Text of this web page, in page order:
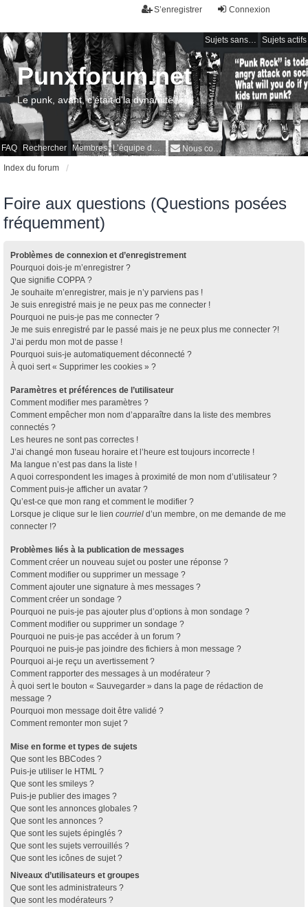
Connexion
S’enregistrer
Sujets sans réponse Sujets actifs
FAQ Rechercher Membres L’équipe du forum Nous contacter
Punxforum.net
Le punk, avant, c'était d'la dynamite !
Index du forum
Foire aux questions (Questions posées
fréquemment)
Problèmes de connexion et d’enregistrement
Pourquoi dois-je m’enregistrer ?
Que signifie COPPA ?
Je souhaite m’enregistrer, mais je n’y parviens pas !
Je suis enregistré mais je ne peux pas me connecter !
Pourquoi ne puis-je pas me connecter ?
Je me suis enregistré par le passé mais je ne peux plus me connecter ?!
J’ai perdu mon mot de passe !
Pourquoi suis-je automatiquement déconnecté ?
À quoi sert « Supprimer les cookies » ?
Paramètres et préférences de l’utilisateur
Comment modifier mes paramètres ?
Comment empêcher mon nom d’apparaître dans la liste des membres
connectés ?
Les heures ne sont pas correctes !
J’ai changé mon fuseau horaire et l’heure est toujours incorrecte !
Ma langue n’est pas dans la liste !
A quoi correspondent les images à proximité de mon nom d’utilisateur ?
Comment puis-je afficher un avatar ?
Qu’est-ce que mon rang et comment le modifier ?
Lorsque je clique sur le lien courriel d’un membre, on me demande de me
connecter !?
Problèmes liés à la publication de messages
Comment créer un nouveau sujet ou poster une réponse ?
Comment modifier ou supprimer un message ?
Comment ajouter une signature à mes messages ?
Comment créer un sondage ?
Pourquoi ne puis-je pas ajouter plus d’options à mon sondage ?
Comment modifier ou supprimer un sondage ?
Pourquoi ne puis-je pas accéder à un forum ?
Pourquoi ne puis-je pas joindre des fichiers à mon message ?
Pourquoi ai-je reçu un avertissement ?
Comment rapporter des messages à un modérateur ?
À quoi sert le bouton « Sauvegarder » dans la page de rédaction de
message ?
Pourquoi mon message doit être validé ?
Comment remonter mon sujet ?
Mise en forme et types de sujets
Que sont les BBCodes ?
Puis-je utiliser le HTML ?
Que sont les smileys ?
Puis-je publier des images ?
Que sont les annonces globales ?
Que sont les annonces ?
Que sont les sujets épinglés ?
Que sont les sujets verrouillés ?
Que sont les icônes de sujet ?
Niveaux d’utilisateurs et groupes
Que sont les administrateurs ?
Que sont les modérateurs ?